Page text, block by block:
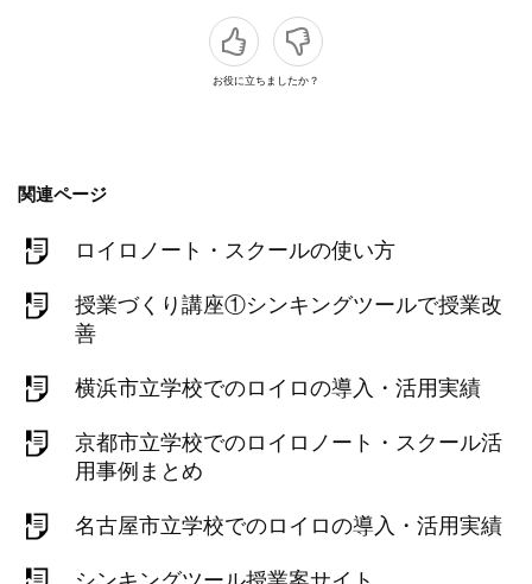
お役に立ちましたか？
関連ページ
ロイロノート・スクールの使い方
授業づくり講座①シンキングツールで授業改
善
横浜市立学校でのロイロの導入・活用実績
京都市立学校でのロイロノート・スクール活
用事例まとめ
名古屋市立学校でのロイロの導入・活用実績